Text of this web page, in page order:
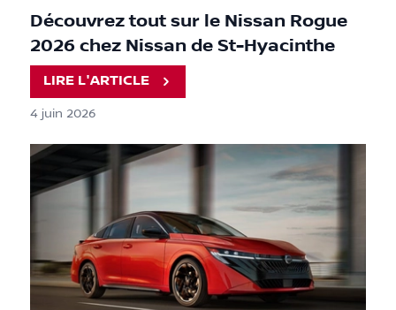
Découvrez tout sur le Nissan Rogue
2026 chez Nissan de St-Hyacinthe
LIRE L'ARTICLE
4 juin 2026